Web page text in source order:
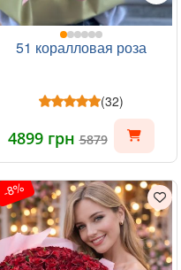
51 коралловая роза
(32)
4899 грн5879
-8%